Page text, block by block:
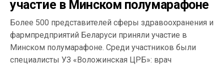
участие в Минском полумарафоне
Более 500 представителей сферы здравоохранения и
фармпредприятий Беларуси приняли участие в
Минском полумарафоне. Среди участников были
специалисты УЗ «Воложинская ЦРБ»: врач